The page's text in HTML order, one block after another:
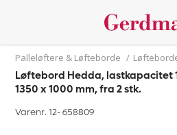
Palleløftere & Løfteborde /
Løftebord Hedda, lastkapacitet
1350 x 1000 mm, fra 2 stk.
Varenr. 12-658809